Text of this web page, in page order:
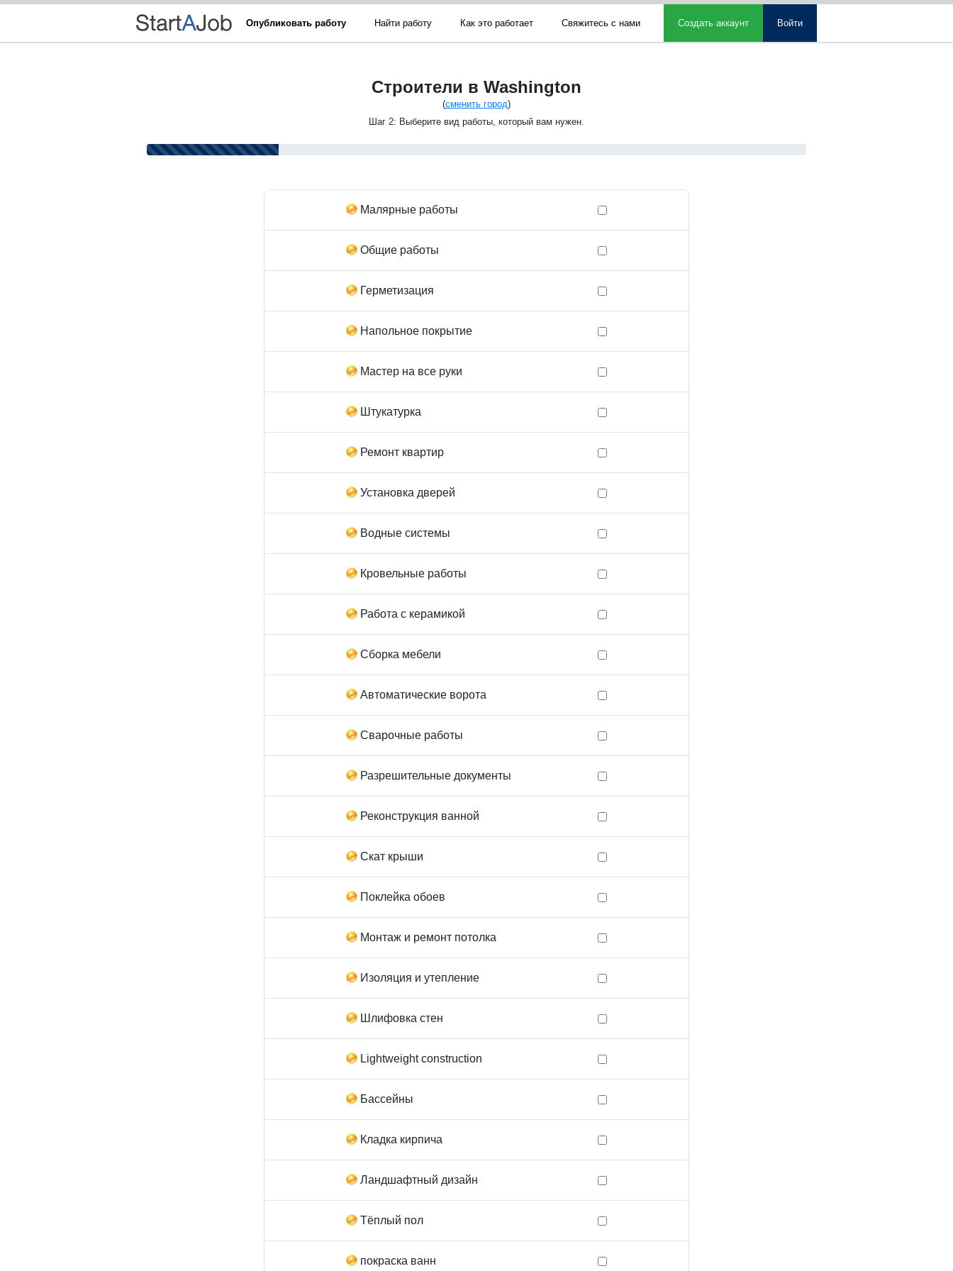
Опубликовать работу Найти работу Как это работает Свяжитесь с нами Создать аккаунт Войти
Строители в Washington
(сменить город)
Шаг 2: Выберите вид работы, который вам нужен.
Малярные работы
Общие работы
Герметизация
Напольное покрытие
Мастер на все руки
Штукатурка
Ремонт квартир
Установка дверей
Водные системы
Кровельные работы
Работа с керамикой
Сборка мебели
Автоматические ворота
Сварочные работы
Разрешительные документы
Реконструкция ванной
Скат крыши
Поклейка обоев
Монтаж и ремонт потолка
Изоляция и утепление
Шлифовка стен
Lightweight construction
Бассейны
Кладка кирпича
Ландшафтный дизайн
Тёплый пол
покраска ванн